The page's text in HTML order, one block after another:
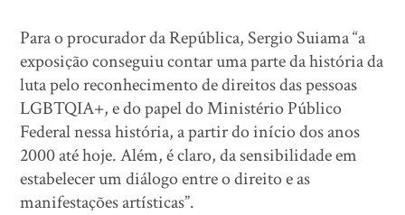
Para o procurador da República, Sergio Suiama “a
exposição conseguiu contar uma parte da história da
luta pelo reconhecimento de direitos das pessoas
LGBTQIA+, e do papel do Ministério Público
Federal nessa história, a partir do início dos anos
2000 até hoje. Além, é claro, da sensibilidade em
estabelecer um diálogo entre o direito e as
manifestações artísticas”.